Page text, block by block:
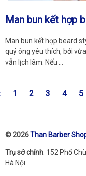
Man bun kết hợp
Man bun kết hợp beard
quý ông yêu thích, bởi
vẫn lịch lãm. Nếu …
1 2 3 4 5
© 2026Than Barber
Trụ sở chính: 152 Phố
Hà Nội